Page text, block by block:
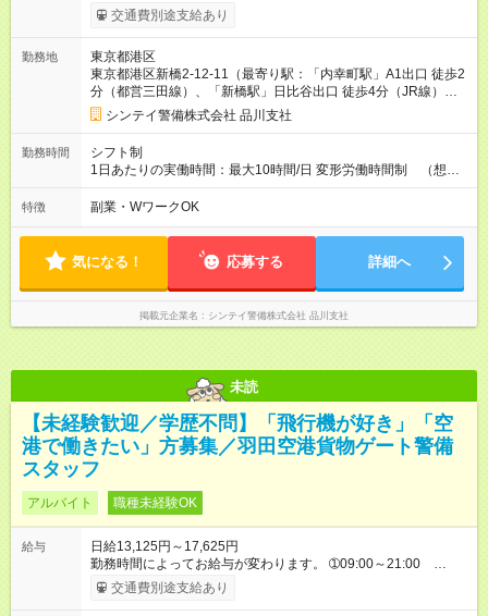
13,216円～ ➁20:30～08:30 14,688円～ ※他時間帯のお仕事も
ございます。 ※別途資格手当がございます。 例：自衛消防技
級救命講習修了 250円/日 など 【試用期間】試用期間あり 試
用期間の長さ：2週間 雇用形態、給与は本採用時と同じです。
交通費別途支給あり
勤務地
東京都港区
東京都港区新橋2-12-11（最寄り駅：「内幸町駅」A1出口 徒歩2
分（都営三田線）、「新橋駅」日比谷出口 徒歩4分（JR線）、8
番出口 徒歩5分（東京メトロ銀座線・都営浅草線））
シンテイ警備株式会社 品川支社
勤務時間
シフト制
1日あたりの実働時間：最大10時間/日 変形労働時間制 （想定
労働時間 170時間/月） 【シフト例】 ➀08:30～20:30（休憩時
間120分） ➁20:30～08:30（休憩時間120分）
特徴 副業・WワークOK
気になる！ 応募する 詳細へ
掲載元企業名 シンテイ警備株式会社 品川支社
未読
【未経験歓迎／学歴不問】「飛行機が好き」「空
港で働きたい」方募集／羽田空港貨物ゲート警備
スタッフ
アルバイト 職種未経験OK
給与
日給13,125円～17,625円
勤務時間によってお給与が変わります。 ➀09:00～21:00
13,125円～ ➁21:00～09:00 14,688円～ ※他時間帯のお仕事も
ございます。 ※別途資格手当がございます。 例：施設警備１
交通費別途支給あり